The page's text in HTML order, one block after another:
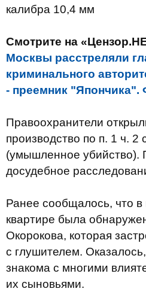
калибра 10,4 мм
Смотрите на
Москвы расстреляли
криминального
- преемник
Правоохранители
производство по п. 1 ч. 2
(умышленное убийство).
досудебное
Ранее сообщалось, что в
квартире была
Окорокова, которая
с глушителем.
знакома с многими
их сыновьями.